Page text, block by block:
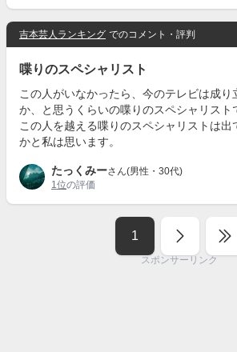
吉本芸人ランキング でのコメント・評判
喋りのスペシャリスト
この人がいなかったら、今のテレビは成り
か、と思うくらいの喋りのスペシャリスト
この人を越える喋りのスペシャリストは出
かと私は思います。
たっくみーさん(男性・30代)
1位の評価
1
スポンサーリンク